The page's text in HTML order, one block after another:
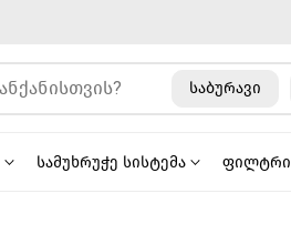
საბურავი
სამუხრუჭე სისტემა ფილტრი